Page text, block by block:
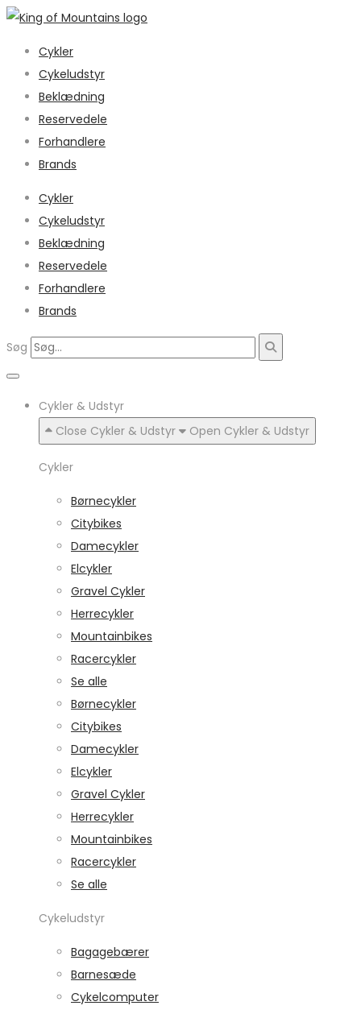
Cykler
Cykeludstyr
Beklædning
Reservedele
Forhandlere
Brands
Cykler
Cykeludstyr
Beklædning
Reservedele
Forhandlere
Brands
Søg
Cykler & Udstyr
Close Cykler & Udstyr
Open Cykler & Udstyr
Cykler
Børnecykler
Citybikes
Damecykler
Elcykler
Gravel Cykler
Herrecykler
Mountainbikes
Racercykler
Se alle
Børnecykler
Citybikes
Damecykler
Elcykler
Gravel Cykler
Herrecykler
Mountainbikes
Racercykler
Se alle
Cykeludstyr
Bagagebærer
Barnesæde
Cykelcomputer